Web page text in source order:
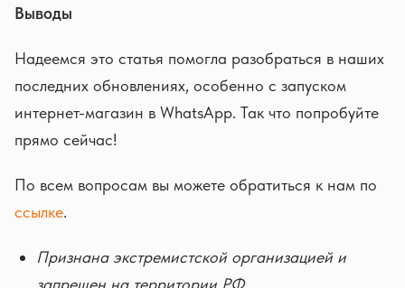
Выводы
Надеемся это статья помогла разобраться в наших
последних обновлениях, особенно с запуском
интернет-магазин в WhatsApp. Так что попробуйте
прямо сейчас!
По всем вопросам вы можете обратиться к нам по
ссылке.
Признана экстремистской организацией и
запрещен на территории РФ.